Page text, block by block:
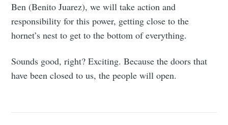
Ben (Benito Juarez), we will take action and
responsibility for this power, getting close to the
hornet’s nest to get to the bottom of everything.
Sounds good, right? Exciting. Because the doors that
have been closed to us, the people will open.